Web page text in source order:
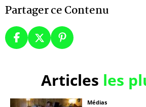
Partager ce Contenu
Articles les
Médias